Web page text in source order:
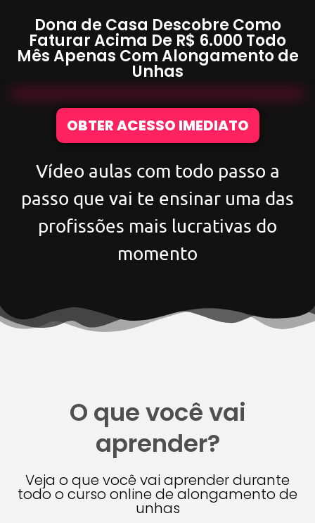
Dona de Casa Descobre Como
Faturar Acima De R$ 6.000 Todo
Mês Apenas ComAlongamento de
Unhas
OBTER ACESSO IMEDIATO
Vídeo aulas com todo passo a
passo que vai te ensinar uma das
profissões mais lucrativas do
momento
O que você vai
aprender?
Veja o que você vai aprender durante
todo o curso online de alongamento de
unhas